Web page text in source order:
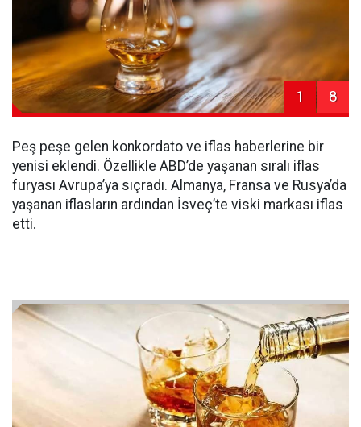
1 8
Peş peşe gelen konkordato ve iflas haberlerine bir
yenisi eklendi. Özellikle ABD’de yaşanan sıralı iflas
furyası Avrupa’ya sıçradı. Almanya, Fransa ve Rusya’da
yaşanan iflasların ardından İsveç’te viski markası iflas
etti.